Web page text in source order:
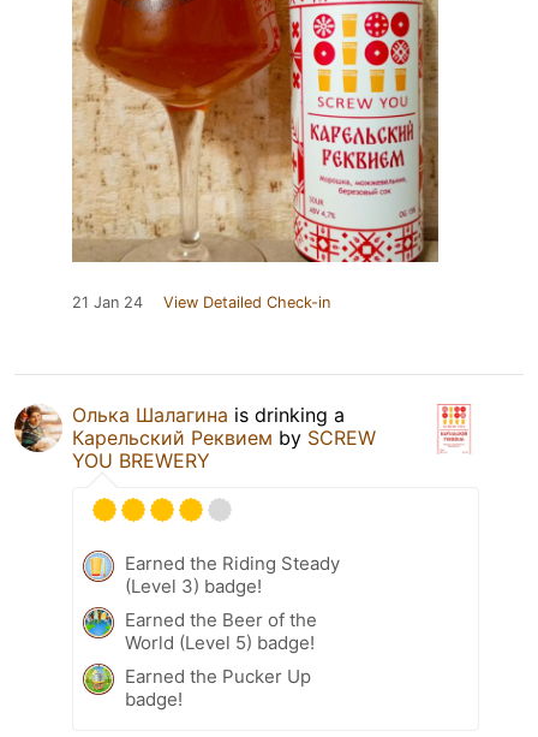
21 Jan 24 View Detailed Check-in
Олька Шалагина is drinking a
Карельский Реквием by SCREW
YOU BREWERY
Earned the Riding Steady
(Level 3) badge!
Earned the Beer of the
World (Level 5) badge!
Earned the Pucker Up
badge!